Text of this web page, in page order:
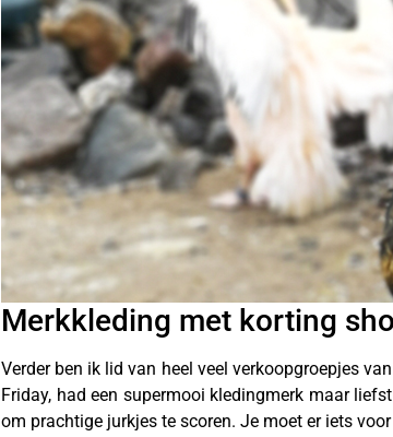
Merkkleding met korting
Verder ben ik lid van heel veel verkoopgroepjes
Friday, had een supermooi kledingmerk maar
om prachtige jurkjes te scoren. Je moet er iets